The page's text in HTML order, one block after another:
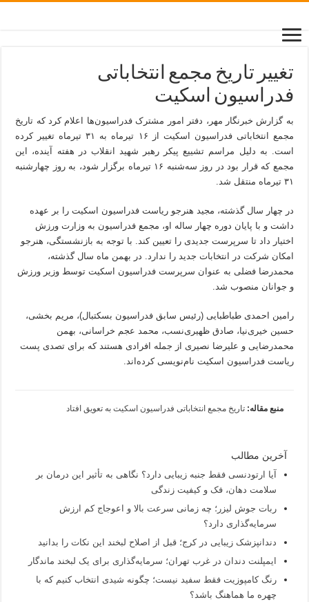
تغییر تاریخ مجمع انتخاباتی
فدراسیون اسکیت
به گزارش خبرنگار مهر، دفتر امور مشترک فدراسیون‌ها اعلام کرد که تاریخ
مجمع انتخاباتی فدراسیون اسکیت از ۱۶ تیرماه به ۳۱ تیرماه تغییر کرده
است. به دلیل مراسم تشییع پیکر رهبر شهید انقلاب در هفته آینده، این
مجمع که قرار بود در روز سه‌شنبه ۱۶ تیرماه برگزار شود، به روز چهارشنبه
۳۱ تیرماه منتقل شد.
در چهار سال گذشته، مجید هنرجو ریاست فدراسیون اسکیت را بر عهده
داشت و با پایان دوره چهار ساله او، مجمع فدراسیون به وزارت ورزش
اختیار داد تا سرپرست جدیدی را تعیین کند. با توجه به بازنشستگی، هنرجو
امکان شرکت در انتخابات جدید را ندارد. در بهمن ماه سال گذشته،
محمدرضا فضلی به عنوان سرپرست فدراسیون اسکیت توسط وزیر ورزش
و جوانان منصوب شد.
رامین احمدی طباطبایی (رئیس سابق فدراسیون بسکتبال)، مریم بخشی،
حسین خیری‌نیا، صادق ظهیری‌نسب، محمد عجم خراسانی، بهمن
محمدرضایی و علیرضا نصیری از جمله افرادی هستند که برای تصدی پست
ریاست فدراسیون اسکیت نام‌نویسی کرده‌اند.
منبع مقاله:تاریخ مجمع انتخاباتی فدراسیون اسکیت به تعویق افتاد
آخرین مطالب
آیا ارتودنسی فقط جنبه زیبایی دارد؟ نگاهی به تأثیر این درمان بر
سلامت دهان، فک و کیفیت زندگی
ربات جوش لیزر؛ چه زمانی سرعت بالا و اعوجاج کم ارزش
سرمایه‌گذاری دارد؟
دندانپزشک زیبایی در کرج؛ قبل از اصلاح لبخند این نکات را بدانید
ایمپلنت دندان در غرب تهران؛ سرمایه‌گذاری برای یک لبخند ماندگار
رنگ کامپوزیت فقط سفید نیست؛ چگونه شیدی انتخاب کنیم که با
چهره ما هماهنگ باشد؟